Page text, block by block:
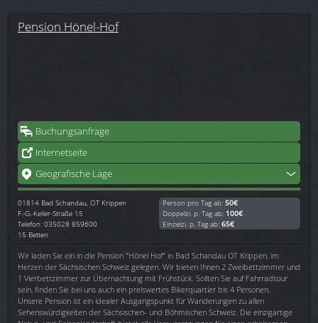
Pension Hönel-Hof
Buchungsanfrage
Internetseite
Geografische Lage
01814 Bad Schandau, OT Krippen
F.-G.-Keller-Straße 15
Telefon: 035028 859600
15 Betten
Person pro Tag ab: 50€
Doppelzi. p. Tag ab: 100€
Einzelzi. p. Tag ab: 65€
Wir laden Sie ein in die Pension "Hönel Hof" in Bad Schandau OT Krippen, im
Herzen der Sächsischen Schweiz gelegen. Wir bieten Ihnen 2 Zweibettzimmer und
1 Vierbettzimmer zur Übernachtung mit Frühstück. Sollten Sie auf Fahrradtour
sein, finden Sie bei uns auch ein preiswertes Bikerquartier bis 4 Personen.
Unsere Pension ist ein idealer Ausgangspunkt für Wanderungen zu allen
Sehenswürdigkeiten der Sächsischen- und Böhmischen Schweiz. Die einzigartige